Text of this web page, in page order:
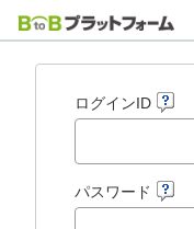
ログインID
パスワード